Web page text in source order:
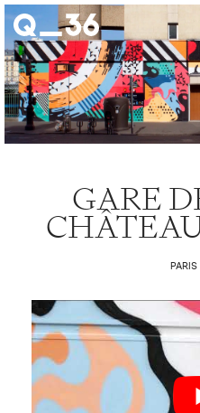
Nos créations
Nos talents
Nos expositions
À propos
Contact
GARE
PARIS